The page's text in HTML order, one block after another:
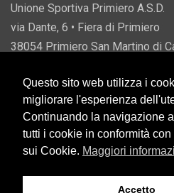
Unione Sportiva Primiero A.S.D.
via Dante, 6 • Fiera di Primiero
38054 Primiero San Martino di
Vantaggi da Pubblica
Questo sito web utilizza i
migliorare l'esperienza
Continuando la navigazione
tutti i cookie in conformità
sui Cookie. Maggiori
Accetto